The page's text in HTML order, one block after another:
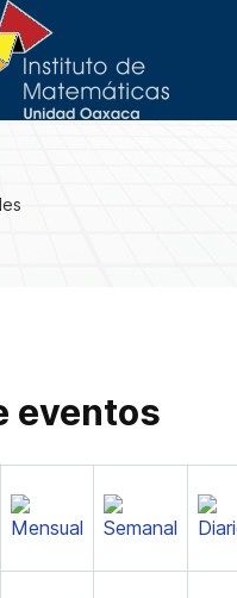
eventos